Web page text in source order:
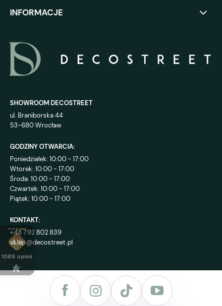
INFORMACJE
SHOWROOM DECOSTREET
ul. Braniborska 44
53-680 Wrocław
GODZINY OTWARCIA:
Poniedziałek: 10:00 - 17:00
Wtorek: 10:00 - 17:00
Środa: 10:00 - 17:00
Czwartek: 10:00 - 17:00
Piątek: 10:00 - 17:00
KONTAKT:
+48 792 802 839
sklep@decostreet.pl
4.9
1086 opinii